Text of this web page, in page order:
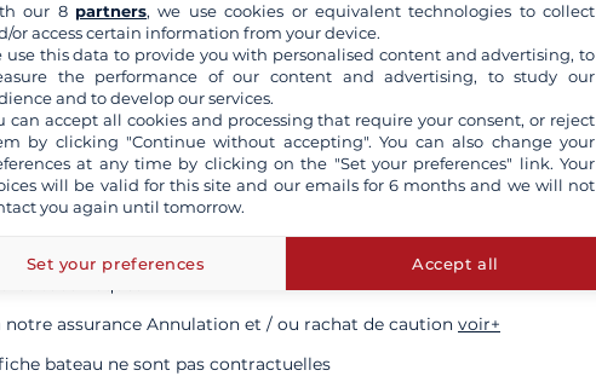
de validité obligatoire
professionnel
tous risques
assurance Annulation et / ou rachat de caution voir+
bateau ne sont pas contractuelles
our 8 partners, we use cookies or equivalent technologies to collect
or access certain information from your device.
use this data to provide you with personalised content and advertising, to
the performance of our content and advertising, to study our
and to develop our services.
can accept all cookies and processing that require your consent, or reject
by clicking "Continue without accepting". You can also change your
at any time by clicking on the "Set your preferences" link. Your
will be valid for this site and our emails for 6 months and we will not
you again until tomorrow.
Set your preferences Accept all